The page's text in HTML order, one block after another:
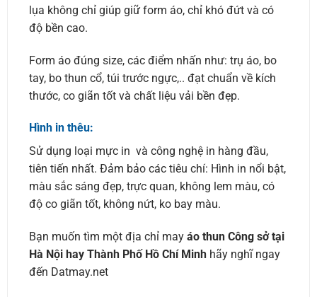
lụa không chỉ giúp giữ form áo, chỉ khó đứt và có
độ bền cao.
Form áo đúng size, các điểm nhấn như: trụ áo, bo
tay, bo thun cổ, túi trước ngực,.. đạt chuẩn về kích
thước, co giãn tốt và chất liệu vải bền đẹp.
Hình in thêu:
Sử dụng loại mực in và công nghệ in hàng đầu,
tiên tiến nhất. Đảm bảo các tiêu chí: Hình in nổi bật,
màu sắc sáng đẹp, trực quan, không lem màu, có
độ co giãn tốt, không nứt, ko bay màu.
Bạn muốn tìm một địa chỉ may áo thun Công sở tại
Hà Nội hay Thành Phố Hồ Chí Minhhãy nghĩ ngay
đến Datmay.net